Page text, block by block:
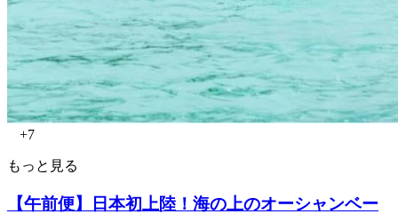
+7
もっと見る
【午前便】日本初上陸！海の上のオーシャンベー